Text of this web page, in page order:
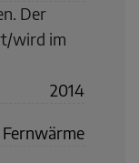
Der
wird im
2014
Fernwärme